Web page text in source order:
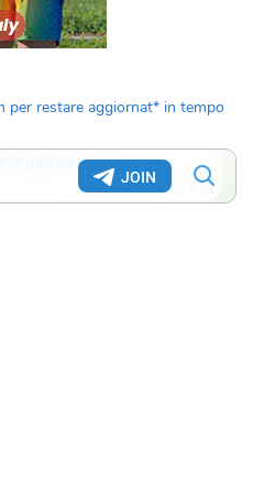
per restare aggiornat* in tempo